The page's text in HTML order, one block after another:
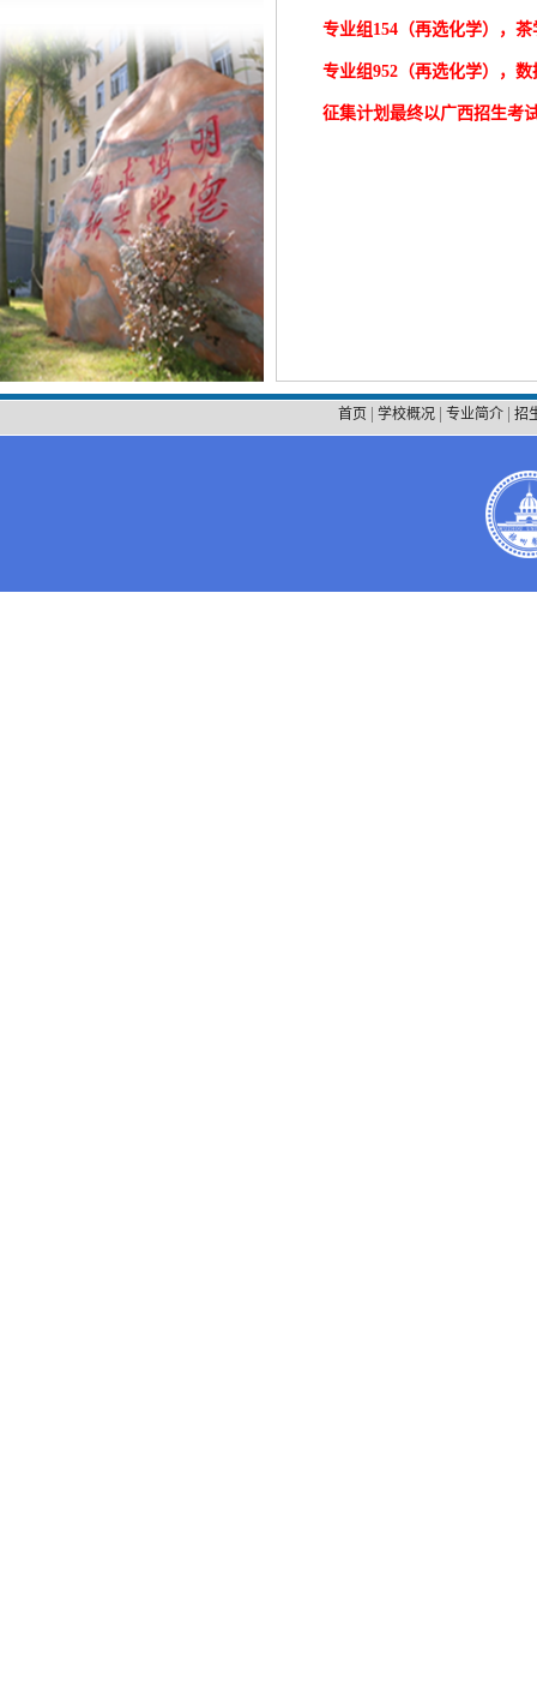
专业组 154（再选化学），
专业组952（再选化学），
征集计划最终以广西招生考
首页 | 学校概况 | 专业简介 | 招